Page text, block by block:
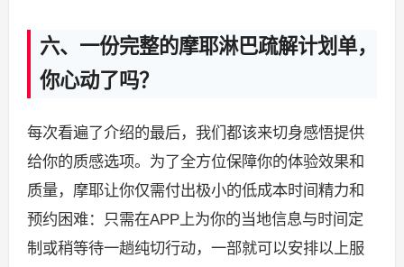
六、一份完整的摩耶淋巴疏解计划单，
你心动了吗？
每次看遍了介绍的最后，我们都该来切身感悟提供
给你的质感选项。为了全方位保障你的体验效果和
质量，摩耶让你仅需付出极小的低成本时间精力和
预约困难：只需在APP上为你的当地信息与时间定
制或稍等待一趟纯切行动，一部就可以安排以上服